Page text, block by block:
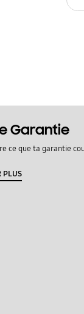
Garantie
ce que ta garantie
PLUS